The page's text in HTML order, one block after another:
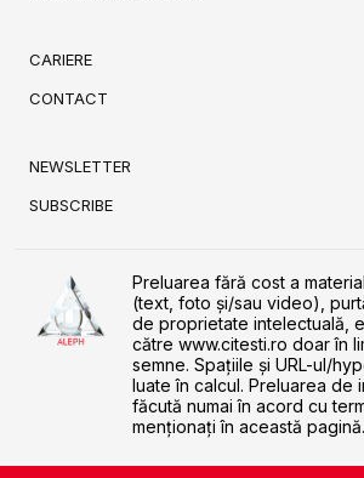
CARIERE
CONTACT
NEWSLETTER
SUBSCRIBE
Preluarea fără cost a
(text, foto și/sau video),
de proprietate intelectuală,
către www.citesti.ro doar în
semne. Spaţiile şi URL-ul/
luate în calcul. Preluarea de
făcută numai în acord cu
menţionaţi în această pagină.